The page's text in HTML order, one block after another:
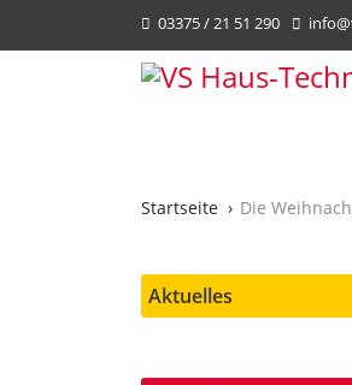
03375 / 21 51 290
Startseite Die
Aktuelles